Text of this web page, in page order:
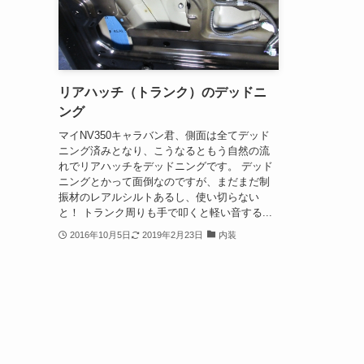
リアハッチ（トランク）のデッドニ
ング
マイNV350キャラバン君、側面は全てデッド
ニング済みとなり、こうなるともう自然の流
れでリアハッチをデッドニングです。 デッド
ニングとかって面倒なのですが、まだまだ制
振材のレアルシルトあるし、使い切らない
と！ トランク周りも手で叩くと軽い音する...
2016年10月5日 2019年2月23日 内装